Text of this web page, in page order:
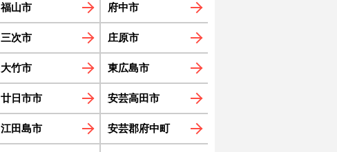
福山市 府中市
三次市 庄原市
大竹市 東広島市
廿日市市 安芸高田市
江田島市 安芸郡府中町